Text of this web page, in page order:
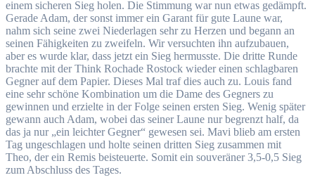
einem sicheren Sieg holen. Die Stimmung war nun etwas gedämpft.
Gerade Adam, der sonst immer ein Garant für gute Laune war,
nahm sich seine zwei Niederlagen sehr zu Herzen und begann an
seinen Fähigkeiten zu zweifeln. Wir versuchten ihn aufzubauen,
aber es wurde klar, dass jetzt ein Sieg hermusste. Die dritte Runde
brachte mit der Think Rochade Rostock wieder einen schlagbaren
Gegner auf dem Papier. Dieses Mal traf dies auch zu. Louis fand
eine sehr schöne Kombination um die Dame des Gegners zu
gewinnen und erzielte in der Folge seinen ersten Sieg. Wenig später
gewann auch Adam, wobei das seiner Laune nur begrenzt half, da
das ja nur „ein leichter Gegner“ gewesen sei. Mavi blieb am ersten
Tag ungeschlagen und holte seinen dritten Sieg zusammen mit
Theo, der ein Remis beisteuerte. Somit ein souveräner 3,5-0,5 Sieg
zum Abschluss des Tages.